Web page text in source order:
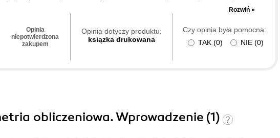
Rozwiń »
Opinia
niepotwierdzona
zakupem
Opinia dotyczy produktu:
ksiązka drukowana
Czy opinia była pomocna:
TAK (0) NIE (0)
obliczeniowa. Wprowadzenie (1)